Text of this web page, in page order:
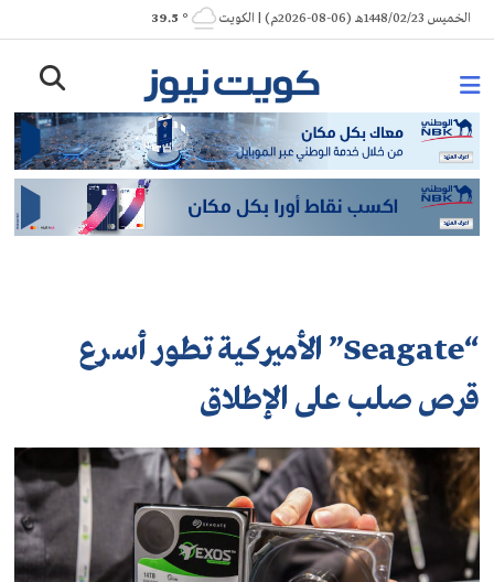
Skip
to
الخميس 1448/02/23هـ (06-08-2026م) | الكويت ° 39.5
“Seagate” الأميركية تطور أسرع
قرص صلب على الإطلاق